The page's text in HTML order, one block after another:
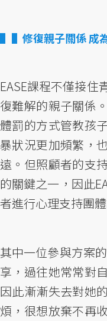
▌修復親子關係 成
EASE課程不僅接住
復難解的親子關係
體罰的方式管教孩
暴狀況更加頻繁，
遠。但照顧者的支
的關鍵之一，因此
者進行心理支持團
其中一位參與方案
享，過往她常常對
因此漸漸失去對她
煩，很想放棄不再